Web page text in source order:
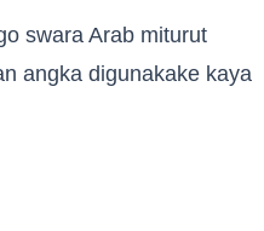
swara Arab miturut
angka digunakake kaya